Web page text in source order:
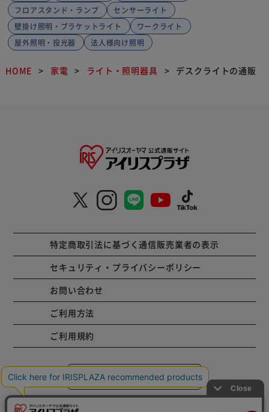
フロアスタンド・ランプ
センサーライト
壁掛け照明・ブラケットライト
ワークライト
屋外照明・投光器
法人様向け照明
HOME 家電 ライト・照明器具 デスクライトの通販
特定商取引法に基づく通信販売業者の表示
セキュリティ・プライバシーポリシー
お問い合わせ
ご利用方法
ご利用規約
コーポレートサイト